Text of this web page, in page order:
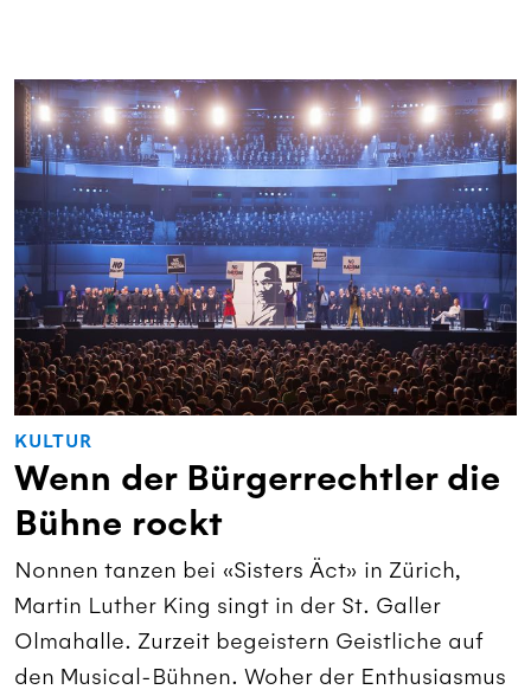
KULTUR
Wenn der Bürgerrechtler die
Bühne rockt
Nonnen tanzen bei «Sisters Äct» in Zürich,
Martin Luther King singt in der St. Galler
Olmahalle. Zurzeit begeistern Geistliche auf
den Musical-Bühnen. Woher der Enthusiasmus